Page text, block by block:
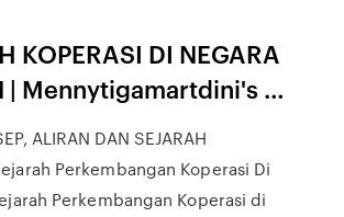
KOPERASI DI NEGARA
| Mennytigamartdini's …
ALIRAN DAN SEJARAH
Perkembangan Koperasi Di
Perkembangan Koperasi di